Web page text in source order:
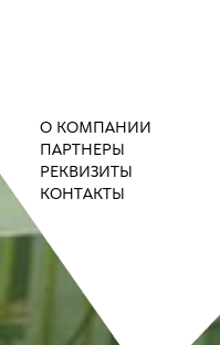
О КОМПАНИИ
ПАРТНЕРЫ
РЕКВИЗИТЫ
КОНТАКТЫ